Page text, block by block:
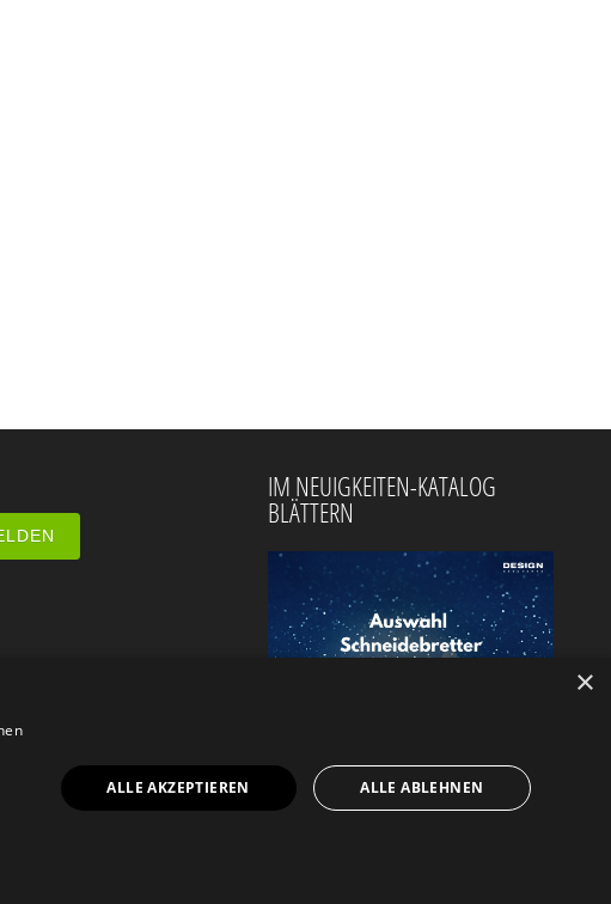
IM NEUIGKEITEN-KATALOG
BLÄTTERN
×
ALLE AKZEPTIEREN ALLE ABLEHNEN